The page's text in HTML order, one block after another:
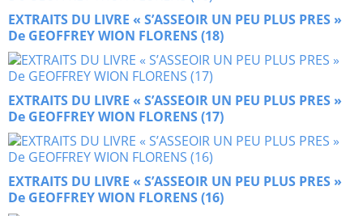
EXTRAITS DU LIVRE « S’ASSEOIR UN PEU PLUS PRES »
De GEOFFREY WION FLORENS (18)
EXTRAITS DU LIVRE « S’ASSEOIR UN PEU PLUS PRES »
De GEOFFREY WION FLORENS (17)
EXTRAITS DU LIVRE « S’ASSEOIR UN PEU PLUS PRES »
De GEOFFREY WION FLORENS (16)